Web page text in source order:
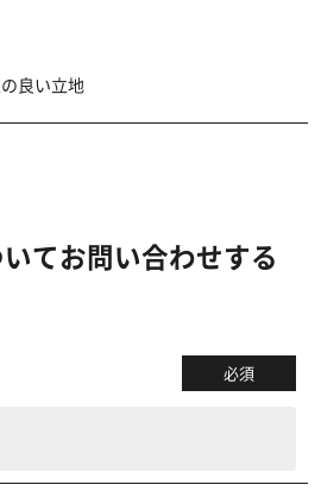
良い立地
てお問い合わせする
必須